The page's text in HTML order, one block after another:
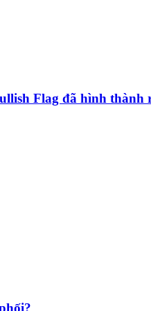
Flag đã hình thành